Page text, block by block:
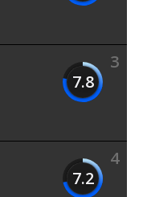
3
7.8
4
7.2